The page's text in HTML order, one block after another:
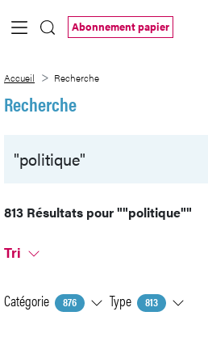
Saut au contenu principal
Abonnement papier
Accueil Recherche
Recherche
813 Résultats pour""politique""
Tri
Catégorie 876 Type 813